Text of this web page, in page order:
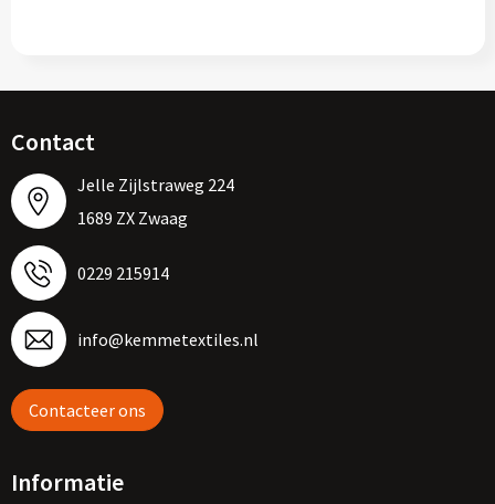
Contact
Jelle Zijlstraweg 224
1689 ZX Zwaag
0229 215914
info@kemmetextiles.nl
Contacteer ons
Informatie